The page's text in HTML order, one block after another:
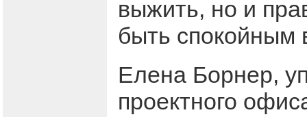
выжить, но и
быть спокойным
Елена Борнер,
проектного